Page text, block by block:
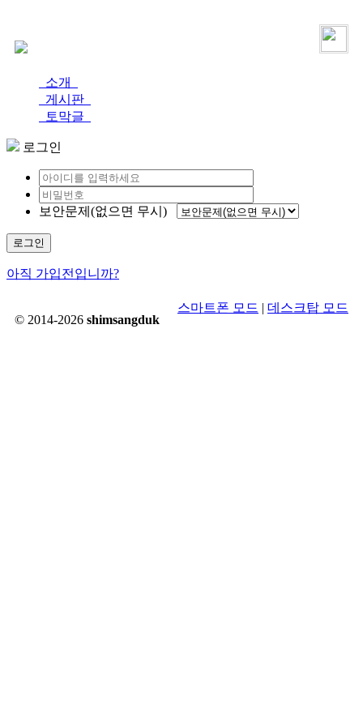
소개
게시판
토막글
로그인
보안문제(없으면 무시)
로그인
아직 가입전입니까?
© 2014-2026 shimsangduk
스마트폰 모드 | 데스크탑 모드